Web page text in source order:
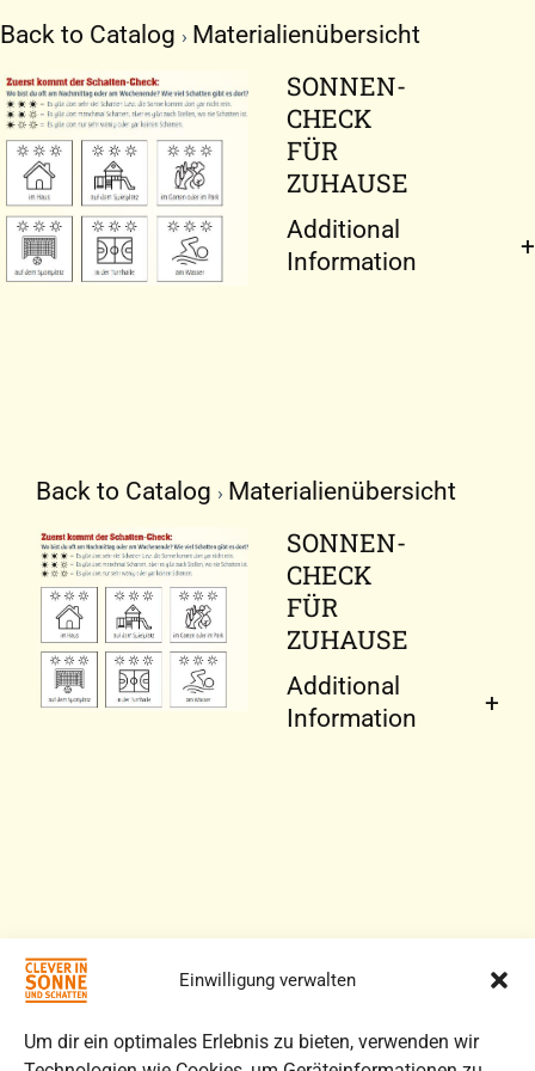
Einwilligung verwalten
Um dir ein optimales Erlebnis zu bieten, verwenden wir
Inhalt
Back to Catalog Materialienübersicht
SONNEN-
CHECK
FÜR
ZUHAUSE
Additional
Information
Back to Catalog Materialienübersicht
SONNEN-
CHECK
FÜR
ZUHAUSE
Additional
Information
Back to Catalog Materialienübersicht